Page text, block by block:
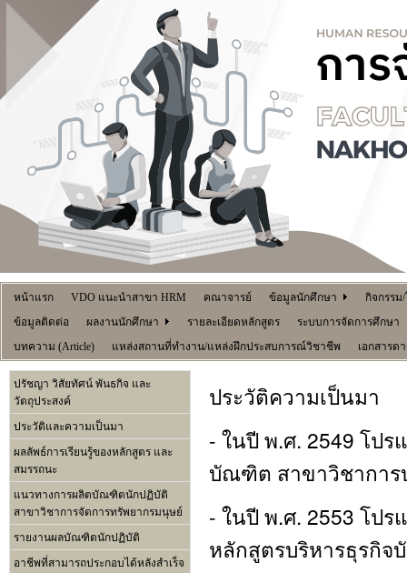
หน้าแรก VDO แนะนำสาขา HRM คณาจารย์ ข้อมูลนักศึกษา
กิจกรรม
ข้อมูลติดต่อ
ผลงานนักศึกษา รายละเอียดหลักสูตร
ระบบการจัดการศึกษา
บทความ (Article)
แหล่งสถานที่ทำงาน/แหล่งฝึกประสบการณ์วิชาชีพ เอกสารด
ปรัชญา วิสัยทัศน์ พันธกิจ และ
วัตถุประสงค์
ประวัติและความเป็นมา
ผลลัพธ์การเรียนรู้ของหลักสูตร และ
สมรรถนะ
แนวทางการผลิตบัณฑิตนักปฏิบัติ
สาขาวิชาการจัดการทรัพยากรมนุษย์
รายงานผลบัณฑิตนักปฏิบัติ
อาชีพที่สามารถประกอบได้หลังสำเร็จ
ประวัติความเป็นมา
- ในปี พ.ศ. 2549 โป
บัณฑิต สาขาวิชาการ
- ในปี พ.ศ. 2553 โปร
หลักสูตรบริหารธุรกิ